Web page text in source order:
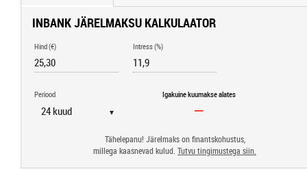
INBANK JÄRELMAKSU KALKULAATOR
Hind (€) Intress (%)
Periood
▼
Igakuine kuumakse alates
Tähelepanu! Järelmaks on finantskohustus,
millega kaasnevad kulud. Tutvu tingimustega siin.